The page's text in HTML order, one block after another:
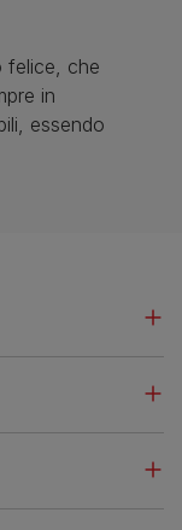
felice, che
in
essendo